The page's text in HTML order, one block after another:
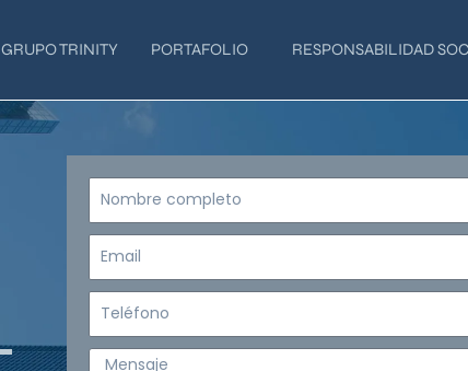
GRUPO TRINITY PORTAFOLIO RESPONSABILIDAD
Nombre
Email
Teléfono
Mensaje